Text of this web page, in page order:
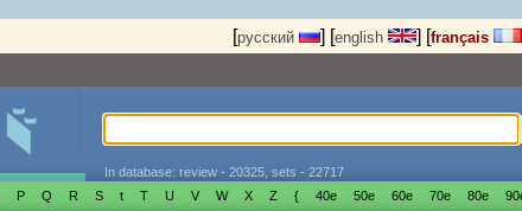
[русский ] [english ] [français
In database: review - 20325, sets - 22717
P Q R S t T U V W X Z { 40е 50е 60е 70е 80е